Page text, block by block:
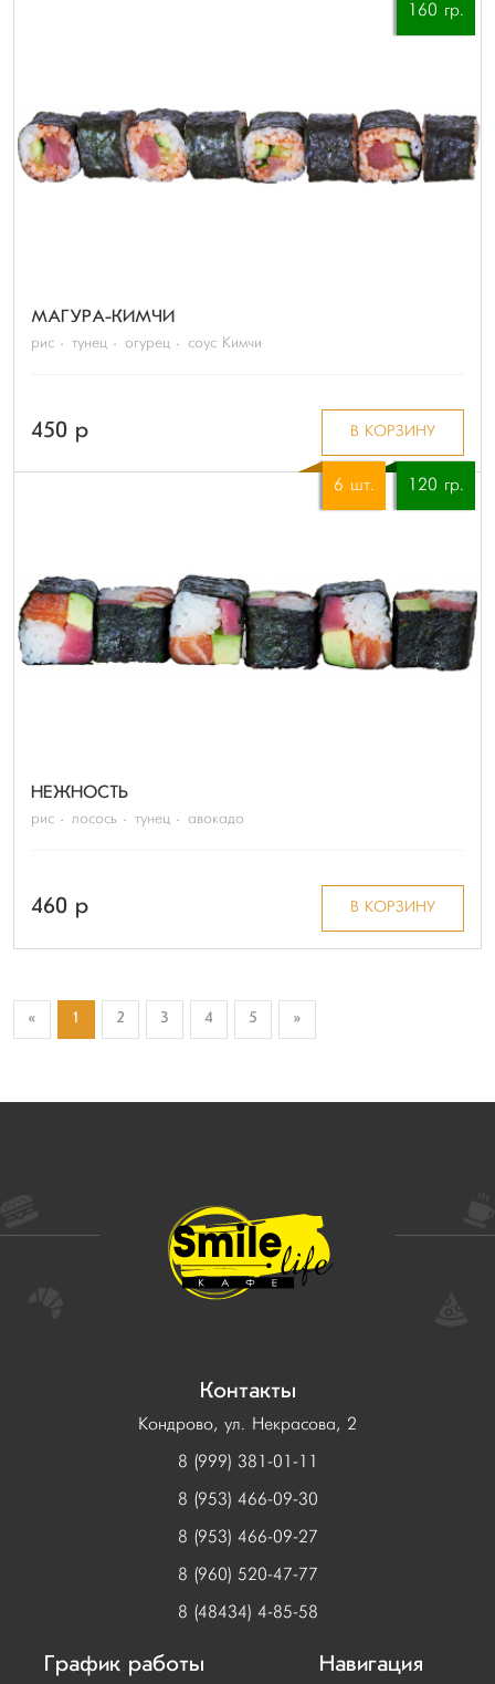
160 гр.
МАГУРА-КИМЧИ
рис тунец огурец соус Кимчи
450 p В КОРЗИНУ
120 гр.
6 шт.
НЕЖНОСТЬ
рис лосось тунец авокадо
460 p В КОРЗИНУ
« 1 2 3 4 5 »
Контакты
Кондрово, ул. Некрасова, 2
8 (999) 381-01-11
8 (953) 466-09-30
8 (953) 466-09-27
8 (960) 520-47-77
8 (48434) 4-85-58
График работы Навигация